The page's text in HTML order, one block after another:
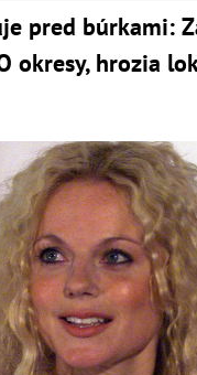
pred búrkami:
okresy, hrozia